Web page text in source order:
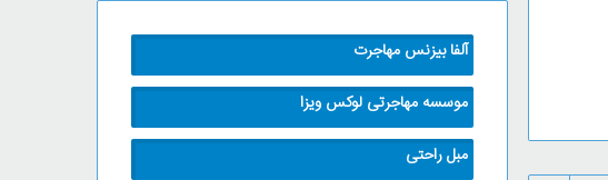
آلفا بیزنس مهاجرت
موسسه مهاجرتی لوکس ویزا
مبل راحتی